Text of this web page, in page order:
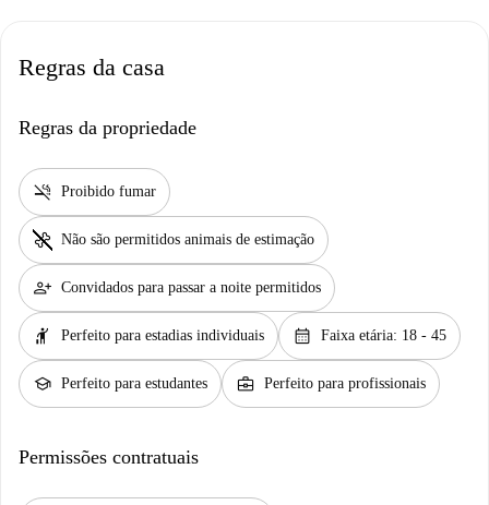
Regras da casa
Regras da propriedade
smoke_free Proibido fumar
pet_supplies Não são permitidos animais de estimação
person_add Convidados para passar a noite permitidos
hail Perfeito para estadias individuais calendar_month Faixa etária: 18 - 45
school Perfeito para estudantes business_center Perfeito para profissionais
Permissões contratuais